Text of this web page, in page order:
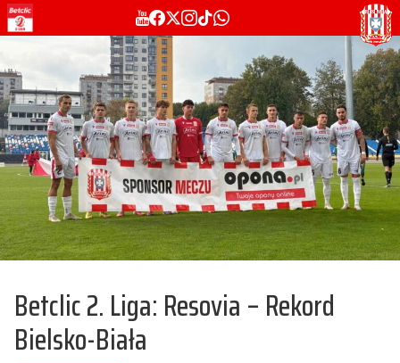
Betclic 2. Liga: Resovia – Rekord
Bielsko-Biała